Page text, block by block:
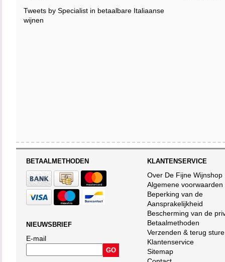
Tweets by Specialist in betaalbare Italiaanse
wijnen
BETAALMETHODEN
NIEUWSBRIEF
E-mail
KLANTENSERVICE
Over De Fijne Wijnshop
Algemene voorwaarden
Beperking van de
Aansprakelijkheid
Bescherming van de
Betaalmethoden
Verzenden & terug
Klantenservice
Sitemap